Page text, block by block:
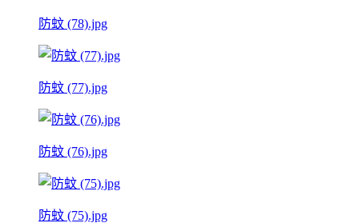
防蚊 (78).jpg
防蚊 (77).jpg
防蚊 (76).jpg
防蚊 (75).jpg